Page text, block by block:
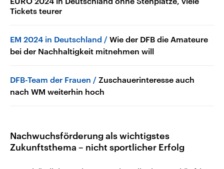
Tickets teurer
EM 2024 in Deutschland
Wie der DFB die Amateure
bei der Nachhaltigkeit mitnehmen will
DFB-Team der Frauen
Zuschauerinteresse auch
nach WM weiterhin hoch
Nachwuchsförderung als wichtigstes
Zukunftsthema – nicht sportlicher Erfolg